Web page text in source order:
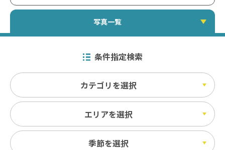
写真一覧
条件指定検索
カテゴリを選択
エリアを選択
季節を選択